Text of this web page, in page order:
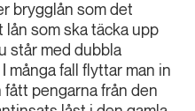
brygglån som det
som ska täcka upp
står med dubbla
många fall flyttar man in
fått pengarna från den